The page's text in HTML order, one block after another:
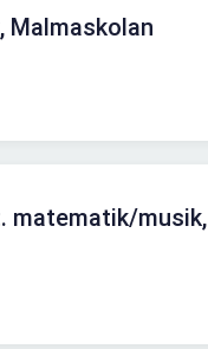
Malmaskolan
matematik/musik,